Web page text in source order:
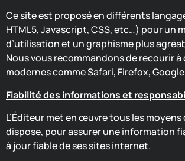
Ce site est proposé en différents
HTML5, Javascript, CSS, etc…) pour un
d’utilisation et un graphisme plus
Nous vous recommandons de recourir
modernes comme Safari, Firefox,
Fiabilité des informations et
L’Éditeur met en œuvre tous les
dispose, pour assurer une information
à jour fiable de ses sites internet.